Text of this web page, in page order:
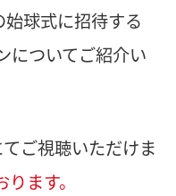
球式に招待する
についてご紹介い
ご視聴いただけま
ます。